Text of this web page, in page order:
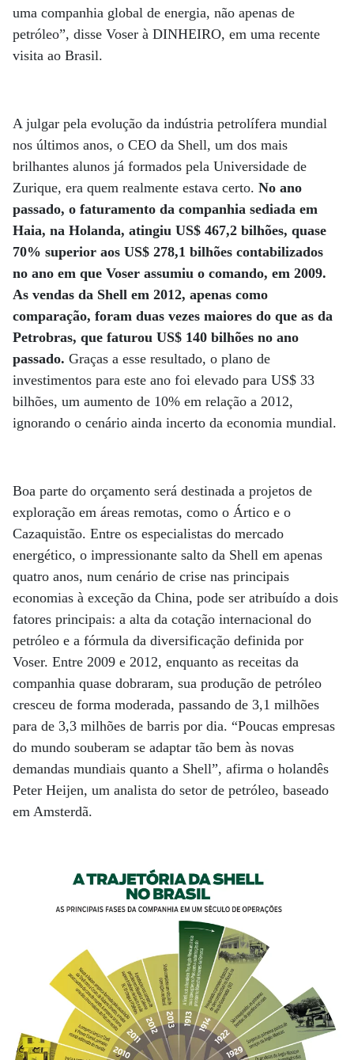
uma companhia global de energia, não apenas de
petróleo”, disse Voser à DINHEIRO, em uma recente
visita ao Brasil.
A julgar pela evolução da indústria petrolífera mundial
nos últimos anos, o CEO da Shell, um dos mais
brilhantes alunos já formados pela Universidade de
Zurique, era quem realmente estava certo. No ano
passado, o faturamento da companhia sediada em
Haia, na Holanda, atingiu US$ 467,2 bilhões, quase
70% superior aos US$ 278,1 bilhões contabilizados
no ano em que Voser assumiu o comando, em 2009.
As vendas da Shell em 2012, apenas como
comparação, foram duas vezes maiores do que as da
Petrobras, que faturou US$ 140 bilhões no ano
passado. Graças a esse resultado, o plano de
investimentos para este ano foi elevado para US$ 33
bilhões, um aumento de 10% em relação a 2012,
ignorando o cenário ainda incerto da economia mundial.
Boa parte do orçamento será destinada a projetos de
exploração em áreas remotas, como o Ártico e o
Cazaquistão. Entre os especialistas do mercado
energético, o impressionante salto da Shell em apenas
quatro anos, num cenário de crise nas principais
economias à exceção da China, pode ser atribuído a dois
fatores principais: a alta da cotação internacional do
petróleo e a fórmula da diversificação definida por
Voser. Entre 2009 e 2012, enquanto as receitas da
companhia quase dobraram, sua produção de petróleo
cresceu de forma moderada, passando de 3,1 milhões
para de 3,3 milhões de barris por dia. “Poucas empresas
do mundo souberam se adaptar tão bem às novas
demandas mundiais quanto a Shell”, afirma o holandês
Peter Heijen, um analista do setor de petróleo, baseado
em Amsterdã.